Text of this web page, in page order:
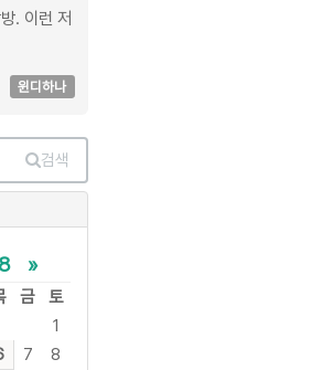
. 이런 저
윈디하나
검색
»
금
토
1
7
8